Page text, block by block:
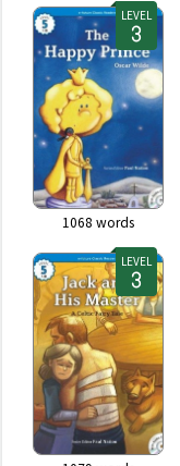
LEVEL
1068 words
LEVEL